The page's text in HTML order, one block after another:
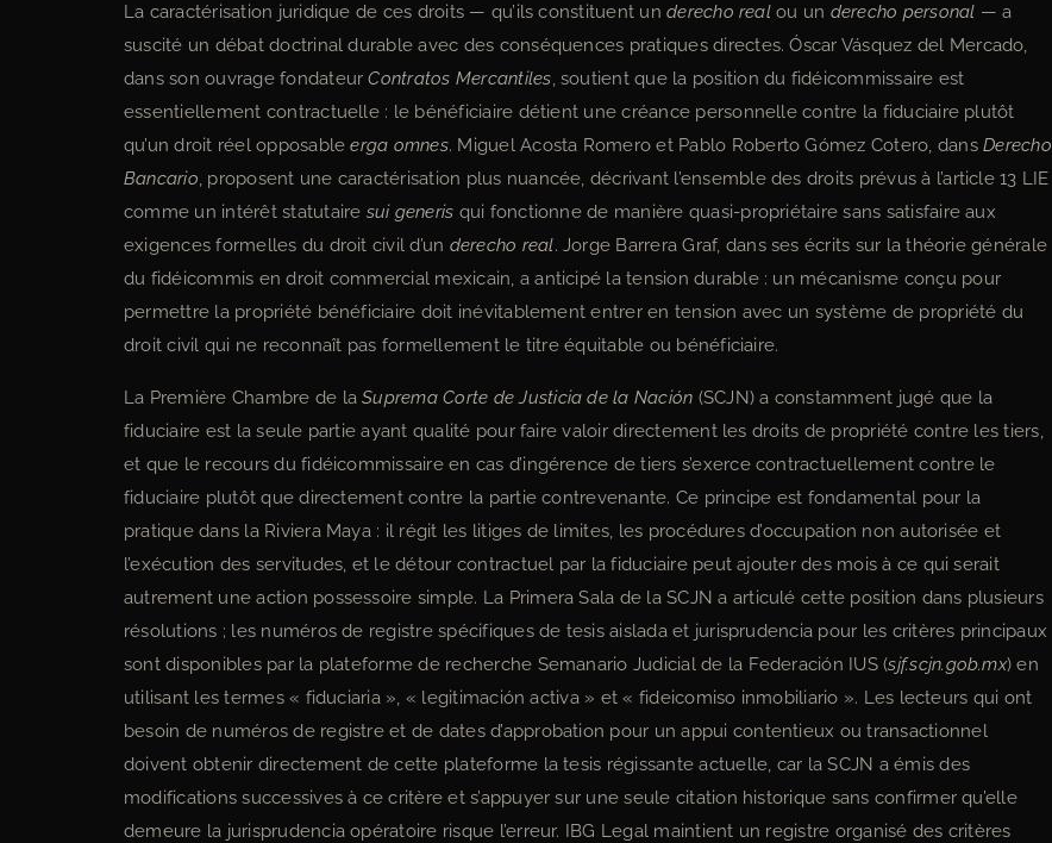
La caractérisation juridique de ces droits — qu’ils constituent underecho realou un derecho personal — a
suscité un débat doctrinal durable avec des conséquences pratiques directes. Óscar Vásquez del Mercado,
dans son ouvrage fondateurContratos Mercantiles, soutient que la position du fidéicommissaire est
essentiellement contractuelle : le bénéficiaire détient une créance personnelle contre la fiduciaire plutôt
qu’un droit réel opposableerga omnes. Miguel Acosta Romero et Pablo Roberto Gómez Cotero, dansDerecho
Bancario, proposent une caractérisation plus nuancée, décrivant l’ensemble des droits prévus à l’article 13 LIE
comme un intérêt statutaire sui generis qui fonctionne de manière quasi-propriétaire sans satisfaire aux
exigences formelles du droit civil d’un derecho real. Jorge Barrera Graf, dans ses écrits sur la théorie générale
du fidéicommis en droit commercial mexicain, a anticipé la tension durable : un mécanisme conçu pour
permettre la propriété bénéficiaire doit inévitablement entrer en tension avec un système de propriété du
droit civil qui ne reconnaît pas formellement le titre équitable ou bénéficiaire.
La Première Chambre de laSuprema Corte de Justicia de la Nación (SCJN) a constamment jugé que la
fiduciaire est la seule partie ayant qualité pour faire valoir directement les droits de propriété contre les tiers,
et que le recours du fidéicommissaire en cas d’ingérence de tiers s’exerce contractuellement contre le
fiduciaire plutôt que directement contre la partie contrevenante. Ce principe est fondamental pour la
pratique dans la Riviera Maya : il régit les litiges de limites, les procédures d’occupation non autorisée et
l’exécution des servitudes, et le détour contractuel par la fiduciaire peut ajouter des mois à ce qui serait
autrement une action possessoire simple. La Primera Sala de la SCJN a articulé cette position dans plusieurs
résolutions ; les numéros de registre spécifiques de tesis aislada et jurisprudencia pour les critères principaux
sont disponibles par la plateforme de recherche Semanario Judicial de la Federación IUS (sjf.scjn.gob.mx) en
utilisant les termes « fiduciaria », « legitimación activa » et « fideicomiso inmobiliario ». Les lecteurs qui ont
besoin de numéros de registre et de dates d’approbation pour un appui contentieux ou transactionnel
doivent obtenir directement de cette plateforme la tesis régissante actuelle, car la SCJN a émis des
modifications successives à ce critère et s’appuyer sur une seule citation historique sans confirmer qu’elle
demeure la jurisprudencia opératoire risque l’erreur. IBG Legal maintient un registre organisé des critères